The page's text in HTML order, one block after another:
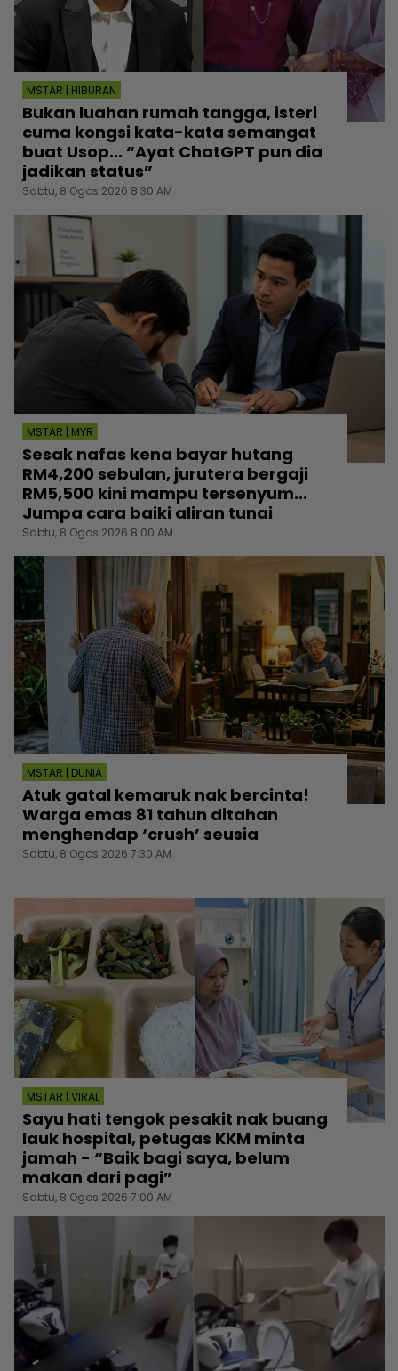
MSTAR | HIBURAN
Bukan luahan rumah tangga, isteri
cuma kongsi kata-kata semangat
buat Usop... “Ayat ChatGPT pun dia
jadikan status”
Sabtu, 8 Ogos 2026 8:30 AM
MSTAR | MYR
Sesak nafas kena bayar hutang
RM4,200 sebulan, jurutera bergaji
RM5,500 kini mampu tersenyum...
Jumpa cara baiki aliran tunai
Sabtu, 8 Ogos 2026 8:00 AM
MSTAR | DUNIA
Atuk gatal kemaruk nak bercinta!
Warga emas 81 tahun ditahan
menghendap ‘crush’ seusia
Sabtu, 8 Ogos 2026 7:30 AM
MSTAR | VIRAL
Sayu hati tengok pesakit nak buang
lauk hospital, petugas KKM minta
jamah - “Baik bagi saya, belum
makan dari pagi”
Sabtu, 8 Ogos 2026 7:00 AM